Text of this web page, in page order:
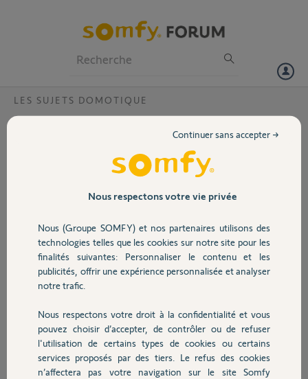
Volet
Sécurité
Domotique
Chauffage
Autres produits
LES SUJETS DOMOTIQUE
impossible de me connecter a tahoma via
ce matin , après changement d'heure, je ne peux plus me connecter à
ma tahoma v2 via le PC - c'est OK avec l'application smartphone,
j'utilise le lien qui est donné dans mon compte somfy vers T (tahoma)
https://www.tahomalink.com/enduser-mobile-web/steer-
html5...?
en me déconnectant et me reconnectant.
y a t il un souci
de même depuis ce matin j'ai un rating exceeded via l'API tahoma.
Nous respectons votre vie privée
Nous (Groupe SOMFY) et nos partenaires utilisons des
technologies telles que les cookies sur notre site pour les
finalités suivantes: Personnaliser le contenu et les
publicités, offrir une expérience personnalisée et analyser
notre trafic.
Nous respectons votre droit à la confidentialité et vous
pouvez choisir d’accepter, de contrôler ou de refuser
l'utilisation de certains types de cookies ou certains
services proposés par des tiers. Le refus des cookies
n’affectera pas votre navigation sur le site Somfy
Continuer sans accepter →